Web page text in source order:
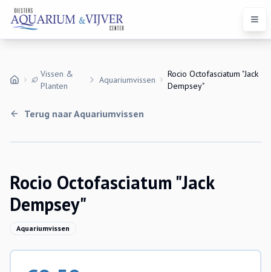
Vissen &
Planten
Aquariumvissen
Rocio Octofasciatum "Jack
Dempsey"
Terug naarAquariumvissen
Rocio Octofasciatum "Jack
Dempsey"
Aquariumvissen